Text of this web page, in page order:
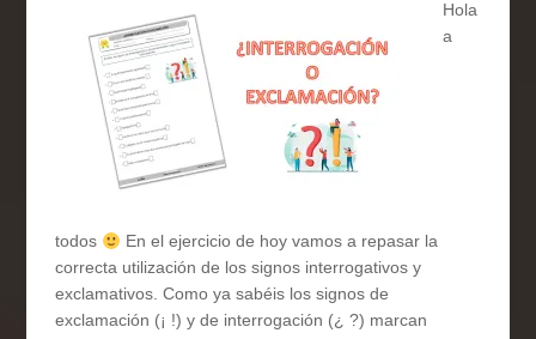
Hola
a
todos
En el ejercicio de hoy vamos a repasar la
correcta utilización de los signos interrogativos y
exclamativos. Como ya sabéis los signos de
exclamación (¡ !) y de interrogación (¿ ?) marcan